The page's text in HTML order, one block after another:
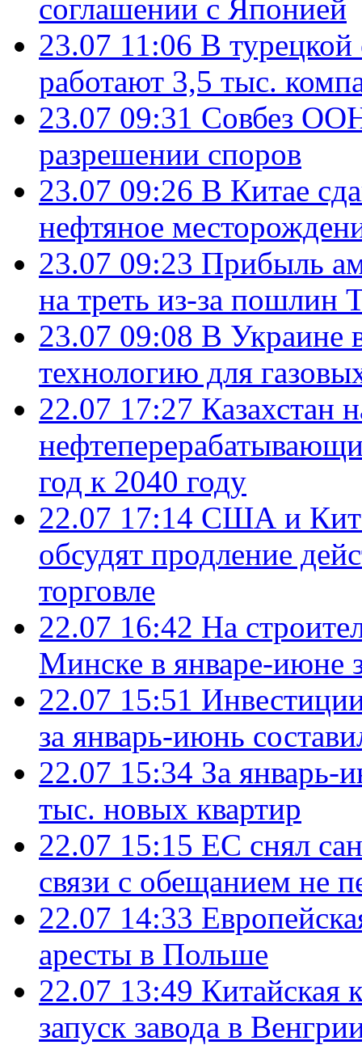
соглашении с Японией
23.07 11:06 В
работают 3,5 тыс.
23.07 09:31 Совбез
разрешении споров
23.07 09:26 В Китае
нефтяное
23.07 09:23 Прибыль
на треть из-за пошлин
23.07 09:08 В Украине
технологию для
22.07 17:27 Казахстан
год к 2040 году
22.07 17:14 США и
обсудят продление
торговле
22.07 16:42 На
Минске в январе-июне
22.07 15:51
за январь-июнь
22.07 15:34 За январь-
тыс. новых квартир
22.07 15:15 ЕС снял
связи с обещанием не
22.07 14:33
аресты в Польше
22.07 13:49 Китайская
запуск завода в